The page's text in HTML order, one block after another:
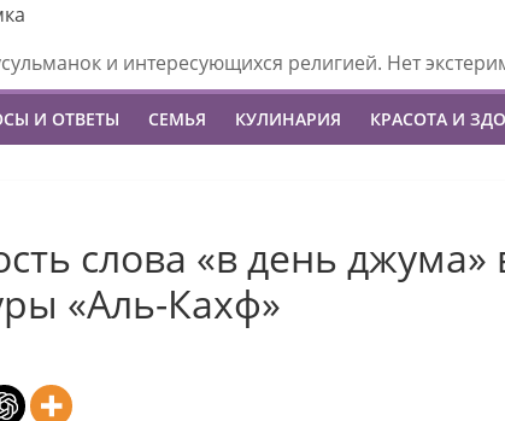
и интересующихся религией. Нет
И ОТВЕТЫ СЕМЬЯ КУЛИНАРИЯ КРАСОТА И
слова «в день джума»
«Аль-Кахф»